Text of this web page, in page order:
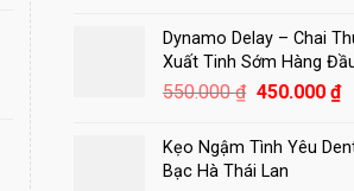
là:
250.000 ₫.
Dynamo Delay – Chai
Xuất Tinh Sớm Hàng
550.000₫ Giá
là:
550.000 ₫.
450.000 ₫Giá
Kẹo Ngậm Tình Yêu
Bạc Hà Thái Lan